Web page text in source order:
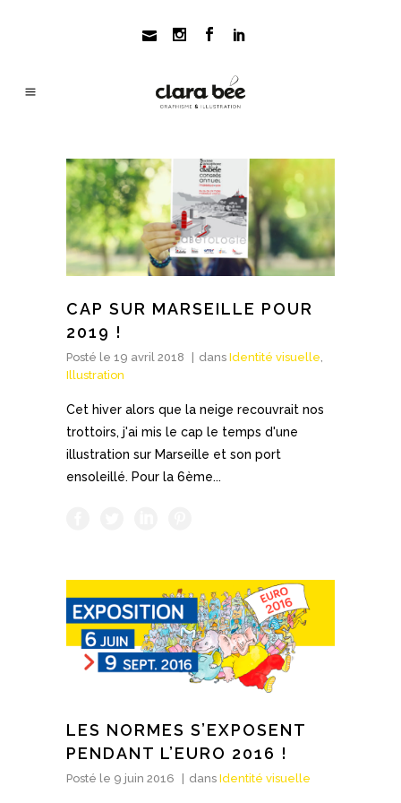
CAP SUR MARSEILLE POUR
2019 !
Posté le 19 avril 2018 dans Identité visuelle,
Illustration
Cet hiver alors que la neige recouvrait nos
trottoirs, j'ai mis le cap le temps d'une
illustration sur Marseille et son port
ensoleillé. Pour la 6ème...
LES NORMES S’EXPOSENT
PENDANT L’EURO 2016 !
Posté le 9 juin 2016 dans Identité visuelle